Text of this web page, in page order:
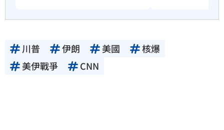
川普 伊朗 美國
核爆
美伊戰爭
CNN